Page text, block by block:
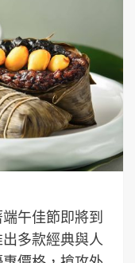
端午佳節即將到
多款經典與人